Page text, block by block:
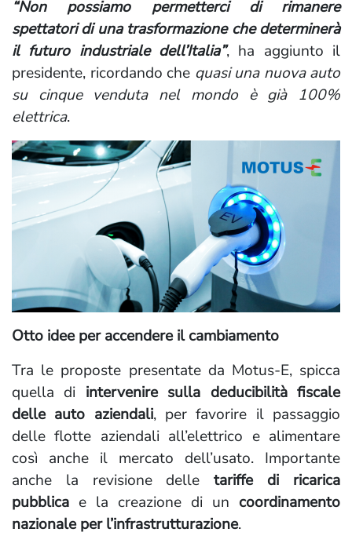
“Non possiamo permetterci di rimanere
spettatori di una trasformazione che determinerà
il futuro industriale dell’Italia”, ha aggiunto il
presidente, ricordando che quasi una nuova auto
su cinque venduta nel mondo è già 100%
elettrica.
Otto idee per accendere il cambiamento
Tra le proposte presentate da Motus-E, spicca
quella di intervenire sulla deducibilità fiscale
delle auto aziendali, per favorire il passaggio
delle flotte aziendali all’elettrico e alimentare
così anche il mercato dell’usato. Importante
anche la revisione delletariffe di ricarica
pubblica e la creazione di un coordinamento
nazionale per l’infrastrutturazione.